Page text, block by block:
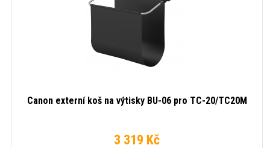
Canon externí koš na výtisky BU-06 pro TC-20/TC20M
3 319 Kč